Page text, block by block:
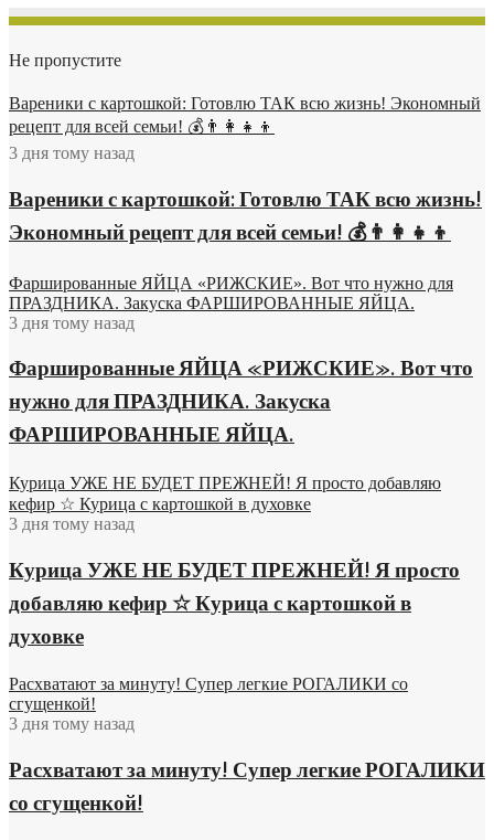
Не пропустите
Вареники с картошкой: Готовлю ТАК всю жизнь! Экономный
рецепт для всей семьи! 💰👨👩👧👦
3 дня тому назад
Вареники с картошкой: Готовлю ТАК всю жизнь!
Экономный рецепт для всей семьи! 💰👨👩👧👦
Фаршированные ЯЙЦА «РИЖСКИЕ». Вот что нужно для
ПРАЗДНИКА. Закуска ФАРШИРОВАННЫЕ ЯЙЦА.
3 дня тому назад
Фаршированные ЯЙЦА «РИЖСКИЕ». Вот что
нужно для ПРАЗДНИКА. Закуска
ФАРШИРОВАННЫЕ ЯЙЦА.
Курица УЖЕ НЕ БУДЕТ ПРЕЖНЕЙ! Я просто добавляю
кефир ☆ Курица с картошкой в духовке
3 дня тому назад
Курица УЖЕ НЕ БУДЕТ ПРЕЖНЕЙ! Я просто
добавляю кефир ☆ Курица с картошкой в
духовке
Расхватают за минуту! Супер легкие РОГАЛИКИ со
сгущенкой!
3 дня тому назад
Расхватают за минуту! Супер легкие РОГАЛИКИ
со сгущенкой!